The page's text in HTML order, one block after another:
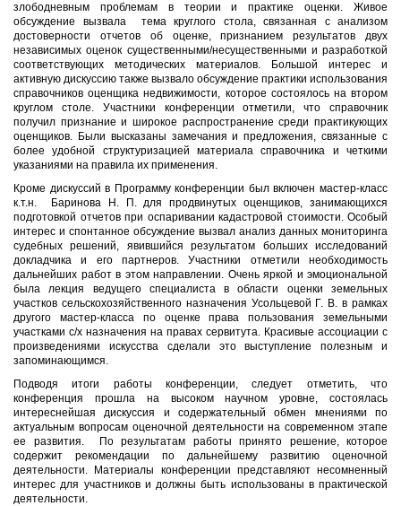
злободневным проблемам в теории и практике оценки. Живое
обсуждение вызвала тема круглого стола, связанная с анализом
достоверности отчетов об оценке, признанием результатов двух
независимых оценок существенными/несущественными и разработкой
соответствующих методических материалов. Большой интерес и
активную дискуссию также вызвало обсуждение практики использования
справочников оценщика недвижимости, которое состоялось на втором
круглом столе. Участники конференции отметили, что справочник
получил признание и широкое распространение среди практикующих
оценщиков. Были высказаны замечания и предложения, связанные с
более удобной структуризацией материала справочника и четкими
указаниями на правила их применения.
Кроме дискуссий в Программу конференции был включен мастер-класс
к.т.н. Баринова Н. П. для продвинутых оценщиков, занимающихся
подготовкой отчетов при оспаривании кадастровой стоимости. Особый
интерес и спонтанное обсуждение вызвал анализ данных мониторинга
судебных решений, явившийся результатом больших исследований
докладчика и его партнеров. Участники отметили необходимость
дальнейших работ в этом направлении. Очень яркой и эмоциональной
была лекция ведущего специалиста в области оценки земельных
участков сельскохозяйственного назначения Усольцевой Г. В. в рамках
другого мастер-класса по оценке права пользования земельными
участками с/х назначения на правах сервитута. Красивые ассоциации с
произведениями искусства сделали это выступление полезным и
запоминающимся.
Подводя итоги работы конференции, следует отметить, что
конференция прошла на высоком научном уровне, состоялась
интереснейшая дискуссия и содержательный обмен мнениями по
актуальным вопросам оценочной деятельности на современном этапе
ее развития. По результатам работы принято решение, которое
содержит рекомендации по дальнейшему развитию оценочной
деятельности. Материалы конференции представляют несомненный
интерес для участников и должны быть использованы в практической
деятельности.